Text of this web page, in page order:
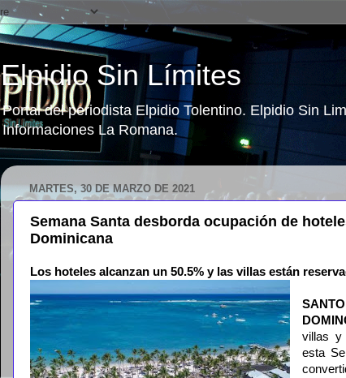
Elpidio Sin Límites
Portal del periodista Elpidio Tolentino. Elpidio Sin
Informaciones La Romana.
MARTES, 30 DE MARZO DE 2021
Semana Santa desborda ocupación de
Dominicana
Los hoteles alcanzan un 50.5% y las villas están
SANTO
villas y
esta